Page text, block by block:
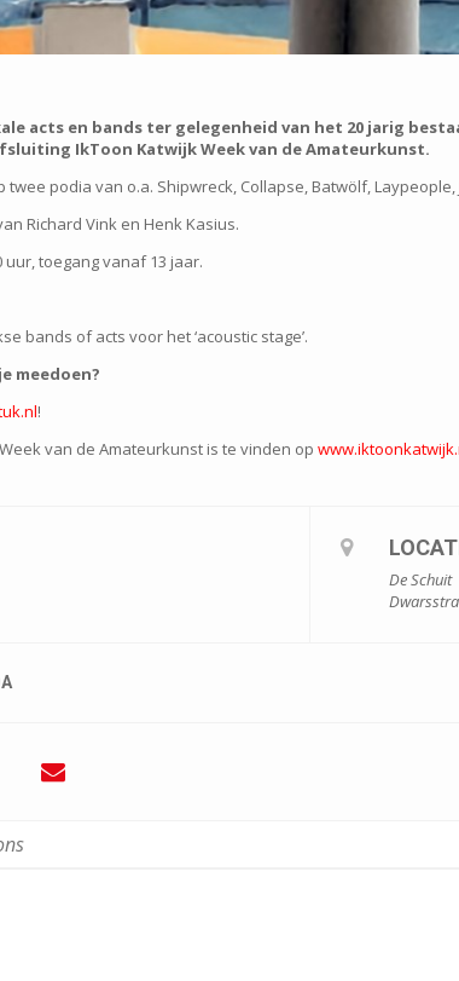
acts en bands ter gelegenheid van het 20 jarig
IkToon Katwijk Week van de Amateurkunst.
podia van o.a. Shipwreck, Collapse, Batwölf,
Richard Vink en Henk Kasius.
uur, toegang vanaf 13 jaar.
bands of acts voor het ‘acoustic stage’.
meedoen?
!
van de Amateurkunst is te vinden op
De Schuit